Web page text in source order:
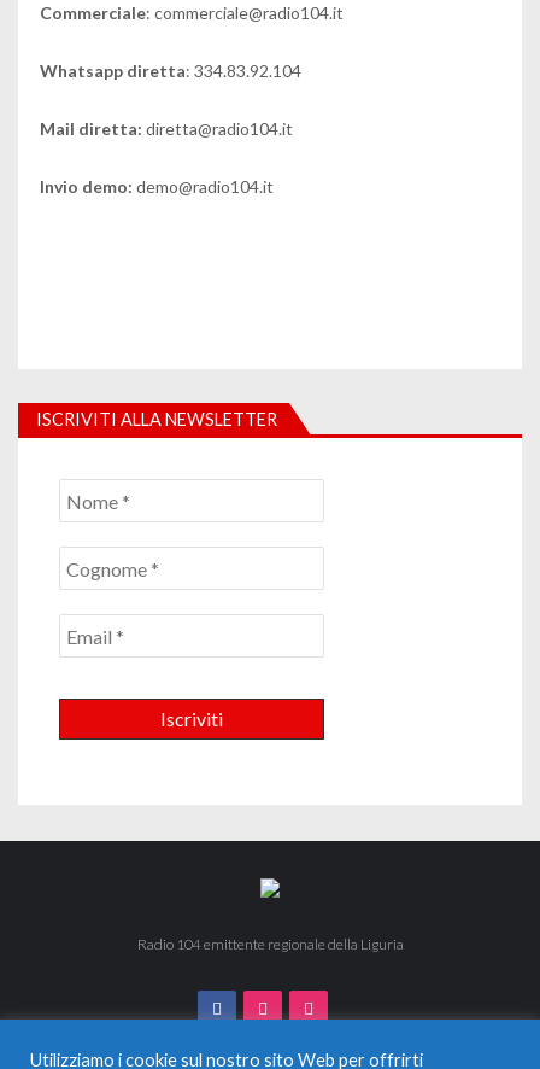
Commerciale: commerciale@radio104.it
Whatsapp diretta: 334.83.92.104
Mail diretta: diretta@radio104.it
Invio demo: demo@radio104.it
ISCRIVITI ALLA NEWSLETTER
Radio 104 emittente regionale della Liguria
Utilizziamo i cookie sul nostro sito Web per offrirti